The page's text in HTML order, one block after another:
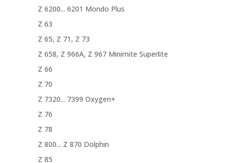
Z 6200... 6201 Mondo Plus
Z 63
Z 65, Z 71, Z 73
Z 658, Z 966A, Z 967 Minimite Superlite
Z 66
Z 70
Z 7320... 7399 Oxygen+
Z 76
Z 78
Z 800... Z 870 Dolphin
Z 85